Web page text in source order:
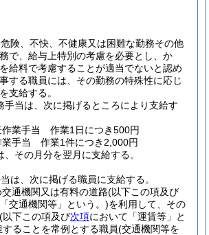
険、不快、不健康又は困難な勤務その他
で、給与上特別の考慮を必要とし、か
給料で考慮することが適当でないと認め
する職員には、その勤務の特殊性に応じ
支給する。
手当は、次に掲げるところにより支給す
作業手当 作業1日につき500円
業手当 作業1件につき2,000円
その月分を翌月に支給する。
は、次に掲げる職員に支給する。
通機関又は有料の道路(以下この項及び
交通機関等」という。)を利用して、その
(以下この項及び次項において「運賃等」と
することを常例とする職員(交通機関等を